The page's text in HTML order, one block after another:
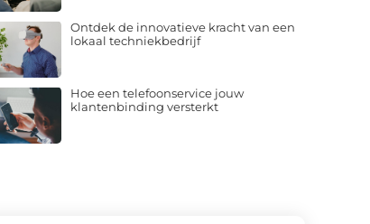
Ontdek de innovatieve kracht van een
lokaal techniekbedrijf
Hoe een telefoonservice jouw
klantenbinding versterkt